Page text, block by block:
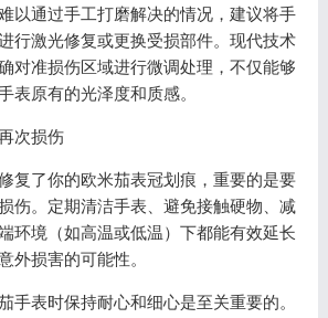
以通过手工打磨解决的情况，建议将手
行激光修复或更换受损部件。现代技术
对准损伤区域进行微调处理，不仅能够
表原有的光泽度和质感。
次损伤
复了你的欧米茄表冠划痕，重要的是要
伤。定期清洁手表、避免接触硬物、减
环境（如高温或低温）下都能有效延长
外损害的可能性。
手表时保持耐心和细心是至关重要的。